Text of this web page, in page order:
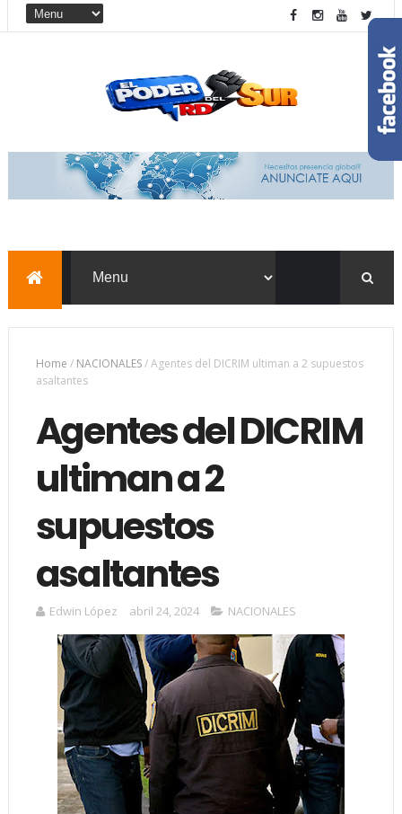
Home / NACIONALES/Agentes del DICRIM ultiman a 2 supuestos
asaltantes
Agentes del DICRIM
ultiman a 2
supuestos
asaltantes
Edwin López abril 24, 2024 NACIONALES